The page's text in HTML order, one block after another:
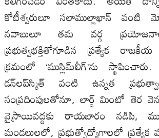
కోటీశ్వరులూ సలాముల్లాఖాన్‌ వంటి
నవాబులూ తమ వర్గ
ప్రభుత్వభక్తితోగూడిన ప్రత్యేక
క్రమంలో ‘ముస్లిమ్‌లీగ్‌’ను
డన్‌లప్‌స్మిత్‌ వంటి ఉన్నత
సంప్రదింపులతోనూ, లార్డ్‌ మింటో తెర
వైస్రాయివద్దకు రాయబారం నడిపి,
మండలులలో, ప్రభుత్వోద్యోగాలలో ప్రత్యేక